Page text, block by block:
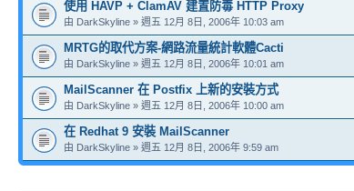
使用 HAVP + ClamAV 建置防毒 HTTP Proxy
由 DarkSkyline » 週五 12月 8日, 2006年 10:03 am
MRTG的取代方案-網路流量統計軟體Cacti
由 DarkSkyline » 週五 12月 8日, 2006年 10:01 am
MailScanner 在 Postfix 上新的安裝方式
由 DarkSkyline » 週五 12月 8日, 2006年 10:00 am
在 Redhat 9 安裝 MailScanner
由 DarkSkyline » 週五 12月 8日, 2006年 9:59 am